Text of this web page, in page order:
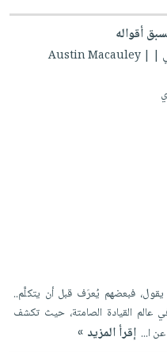
أقواله
| Austin Macauley |
فبعضهم يُعرَف قبل أن يتكلَّم..
عالم القيادة الصامتة، حيث تكشف
ا... إقرأ المزيد »